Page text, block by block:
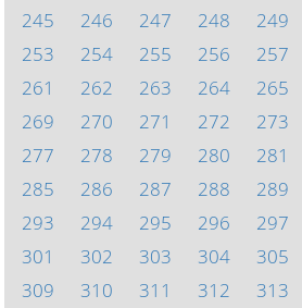
245
246 247 248 249
253
254 255 256 257
261
262 263 264 265
269
270 271 272 273
277
278 279 280 281
285
286 287 288 289
293
294 295 296 297
301
302 303 304 305
309
310 311 312 313